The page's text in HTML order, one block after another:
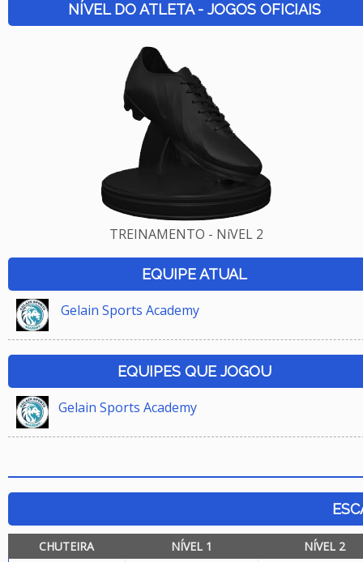
NÍVEL DO ATLETA - JOGOS OFICIAIS
TREINAMENTO - NíVEL 2
EQUIPE ATUAL
Gelain Sports Academy
EQUIPES QUE JOGOU
Gelain Sports Academy
CHUTEIRA NÍVEL 1 NÍVEL 2